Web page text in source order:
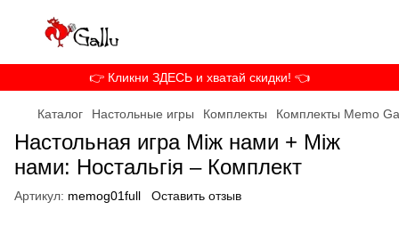
👉 Кликни ЗДЕСЬ и хватай скидки! 👈
Каталог Настольные игры Комплекты Комплекты Memo
Настольная игра Між нами + Між
нами: Ностальгія – Комплект
Артикул: memog01full Оставить отзыв